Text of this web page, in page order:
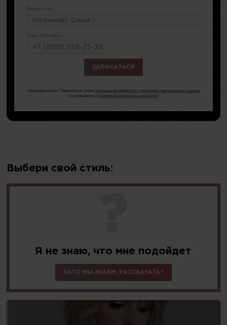
Ваше имя:
Ваш телефон:
Нажимая кнопку "Записаться" я даюсогласие на обработку и хранение персональных данных
и соглашаюсь сполитикой конфиденциальности
Выбери свой стиль:
Я не знаю, что мне подойдет
ЗАТО МЫ ЗНАЕМ, РАССКАЗАТЬ?